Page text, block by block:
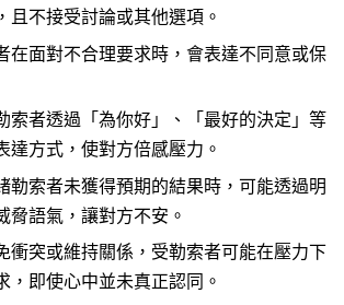
且不接受討論或其他選項。
在面對不合理要求時，會表達不同意或保
索者透過「為你好」、「最好的決定」等
達方式，使對方倍感壓力。
勒索者未獲得預期的結果時，可能透過明
脅語氣，讓對方不安。
衝突或維持關係，受勒索者可能在壓力下
，即使心中並未真正認同。